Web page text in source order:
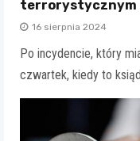
terrorystycznym
16 sierpnia 2024
Po incydencie, który
czwartek, kiedy to